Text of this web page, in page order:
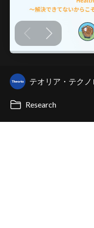
テオリア・テク
Research